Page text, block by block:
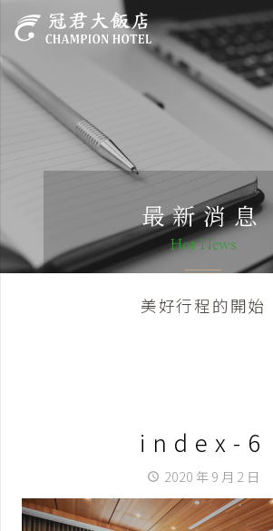
最新消息
Hot News
美好行程的開始
index-6
access_time 2020 年 9 月 2 日